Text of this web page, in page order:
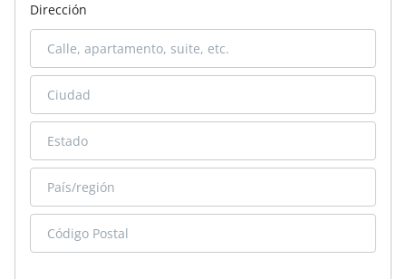
Dirección